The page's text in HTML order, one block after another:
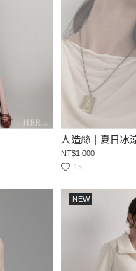
人造絲｜夏日冰
NT$1,000
15
NEW